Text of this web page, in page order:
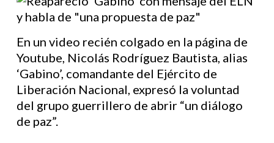
En un video recién colgado en la página de
Youtube, Nicolás Rodríguez Bautista, alias
‘Gabino’, comandante del Ejército de
Liberación Nacional, expresó la voluntad
del grupo guerrillero de abrir “un diálogo
de paz”.